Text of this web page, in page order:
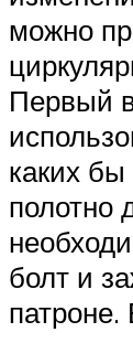
можно
Первый
каких
полотно
болт и
патроне.